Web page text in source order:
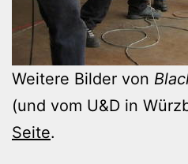
Weitere Bilder von
(und vom U&D in
Seite.